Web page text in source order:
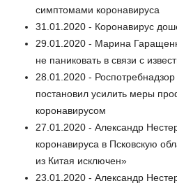
симптомами коронавируса
31.01.2020 - Коронавирус
29.01.2020 - Марина
не паниковать в связи с
28.01.2020 - Роспотребнадзор
постановил усилить меры
коронавирусом
27.01.2020 - Александр
коронавируса в Псковскую
из Китая исключен»
23.01.2020 - Александр